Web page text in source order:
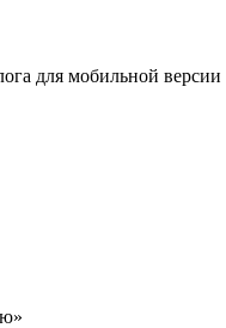
для мобильной версии